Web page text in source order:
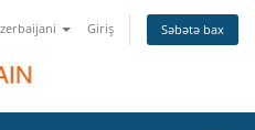
Giriş Səbətə bax